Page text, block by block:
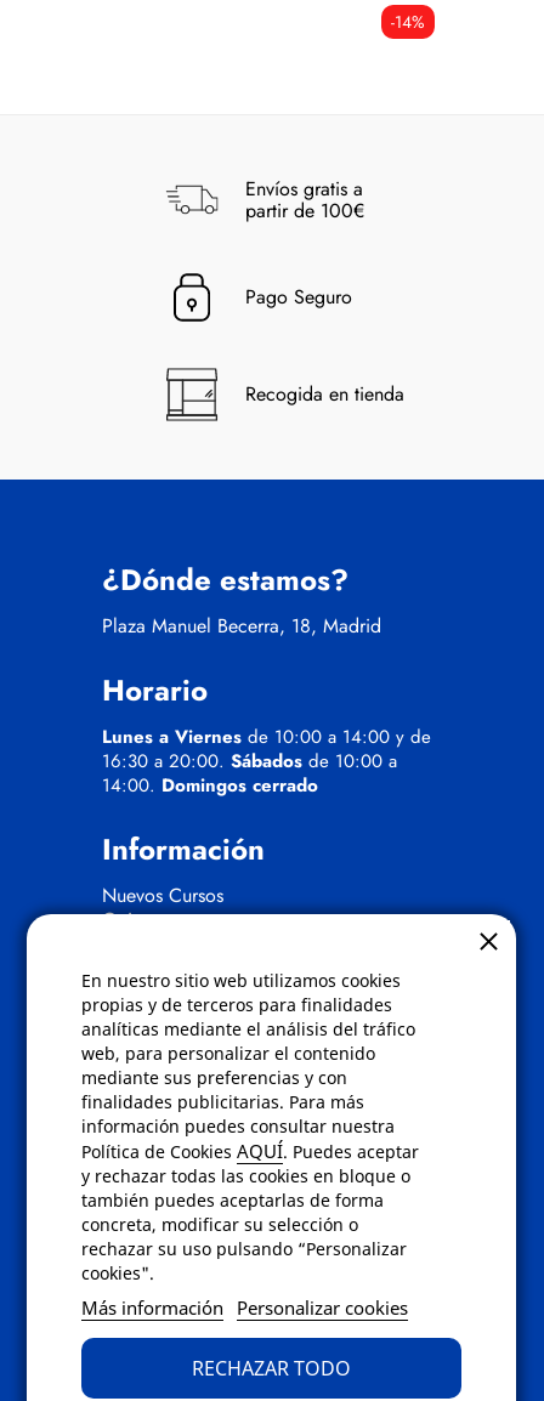
En nuestro sitio web utilizamos cookies
propias y de terceros para finalidades
analíticas mediante el análisis del tráfico
web, para personalizar el contenido
mediante sus preferencias y con
finalidades publicitarias. Para más
información puedes consultar nuestra
Política de CookiesAQUÍ. Puedes aceptar
y rechazar todas las cookies en bloque o
también puedes aceptarlas de forma
concreta, modificar su selección o
rechazar su uso pulsando “Personalizar
cookies".
Más información Personalizar cookies
RECHAZAR TODO
-14%
Envíos gratis a
partir de 100€
Pago Seguro
Recogida en tienda
¿Dónde estamos?
Plaza Manuel Becerra, 18, Madrid
Horario
Lunes a Viernes de 10:00 a 14:00 y de
16:30 a 20:00. Sábados de 10:00 a
14:00. Domingos cerrado
Información
Nuevos Cursos
Quienes somos
Políticas
Condiciones de compra
Aviso de privacidad
Cookies
Bajas comunicados comerciales
Derecho de desistimiento
Preguntas frecuentes
Contacto
Envíanos un email a
bien rellena nuestroformulario de
contacto